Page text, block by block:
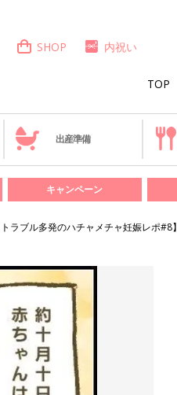
TOP
SHOP 内祝い
出産準備
キャンペーン
ラブル多発のハチャメチャ妊娠レポ#8】